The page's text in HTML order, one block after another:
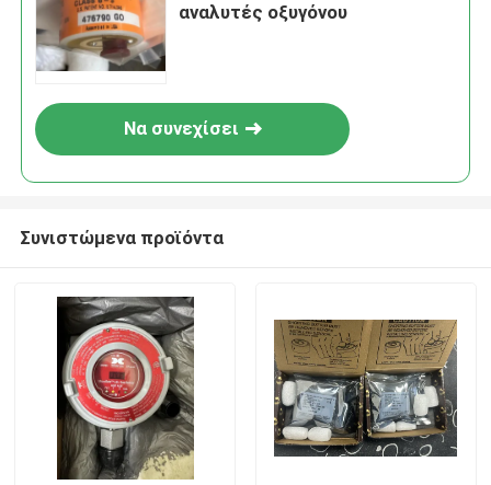
αναλυτές οξυγόνου
Να συνεχίσει
Συνιστώμενα προϊόντα